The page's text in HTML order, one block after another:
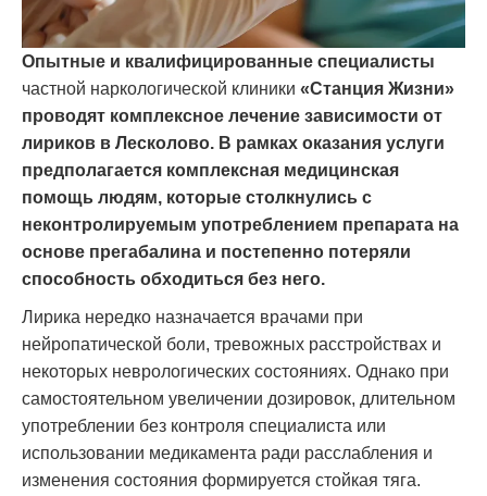
Опытные и квалифицированные специалисты
частной наркологической клиники «Станция Жизни»
проводят комплексное лечение зависимости от
лириков в Лесколово. В рамках оказания услуги
предполагается комплексная медицинская
помощь людям, которые столкнулись с
неконтролируемым употреблением препарата на
основе прегабалина и постепенно потеряли
способность обходиться без него.
Лирика нередко назначается врачами при
нейропатической боли, тревожных расстройствах и
некоторых неврологических состояниях. Однако при
самостоятельном увеличении дозировок, длительном
употреблении без контроля специалиста или
использовании медикамента ради расслабления и
изменения состояния формируется стойкая тяга.